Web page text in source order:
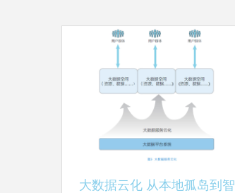
大数据云化 从本地孤岛到智